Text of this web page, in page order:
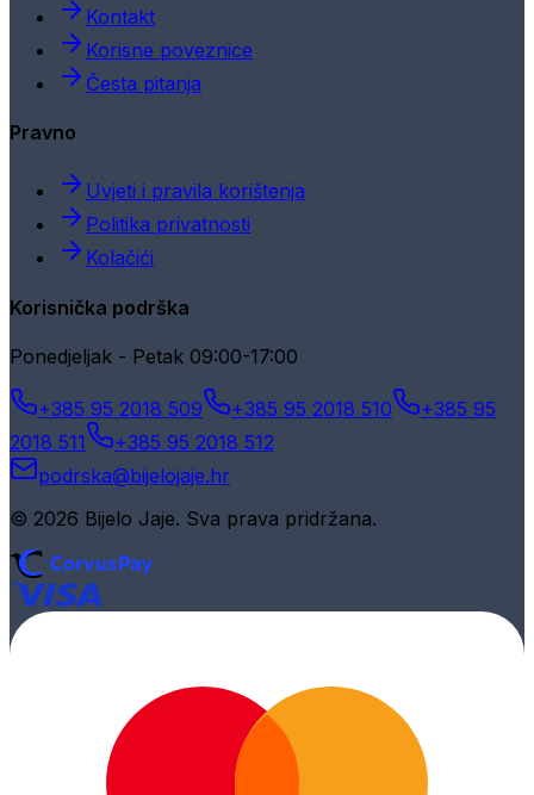
Kontakt
Korisne poveznice
Česta pitanja
Pravno
Uvjeti i pravila korištenja
Politika privatnosti
Kolačići
Korisnička podrška
Ponedjeljak - Petak 09:00-17:00
+385 95 2018 509 +385 95 2018 510
+385 95
2018 511
+385 95 2018 512
podrska@bijelojaje.hr
© 2026 Bijelo Jaje. Sva prava pridržana.